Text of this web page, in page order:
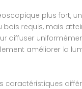
plus fort,
requis, mais
diffuser
améliorer la
caractéristiques